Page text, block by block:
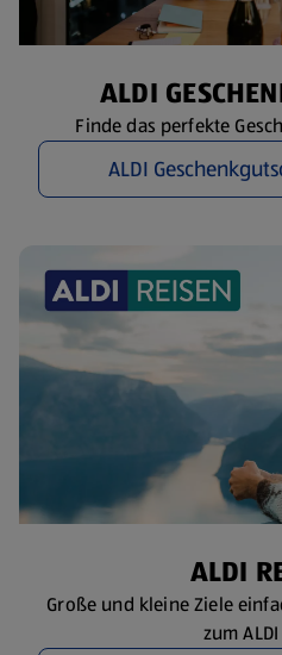
ALDI
Finde das perfekte
ALDI
ALDI
Große und kleine Ziele
zum